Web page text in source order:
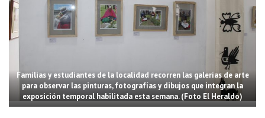
Familias y estudiantes de la localidad recorren las galerías de arte
para observar las pinturas, fotografías y dibujos que integran la
exposición temporal habilitada esta semana. (Foto El Heraldo)